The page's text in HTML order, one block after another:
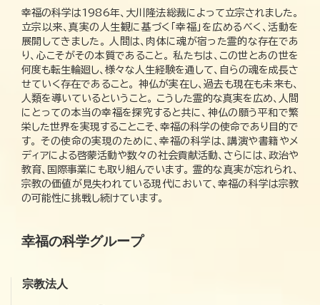
幸福の科学は1986年、大川隆法総裁によって立宗されました。
立宗以来、真実の人生観に基づく「幸福」を広めるべく、活動を
展開してきました。 人間は、肉体に魂が宿った霊的な存在であ
り、心こそがその本質であること。 私たちは、この世とあの世を
何度も転生輪廻し、様々な人生経験を通して、自らの魂を成長さ
せていく存在であること。 神仏が実在し、過去も現在も未来も、
人類を導いているということ。 こうした霊的な真実を広め、人間
にとっての本当の幸福を探究すると共に、神仏の願う平和で繁
栄した世界を実現することこそ、幸福の科学の使命であり目的で
す。 その使命の実現のために、幸福の科学は、講演や書籍やメ
ディアによる啓蒙活動や数々の社会貢献活動、さらには、政治や
教育、国際事業にも取り組んでいます。 霊的な真実が忘れられ、
宗教の価値が見失われている現代において、幸福の科学は宗教
の可能性に挑戦し続けています。
幸福の科学グループ
宗教法人